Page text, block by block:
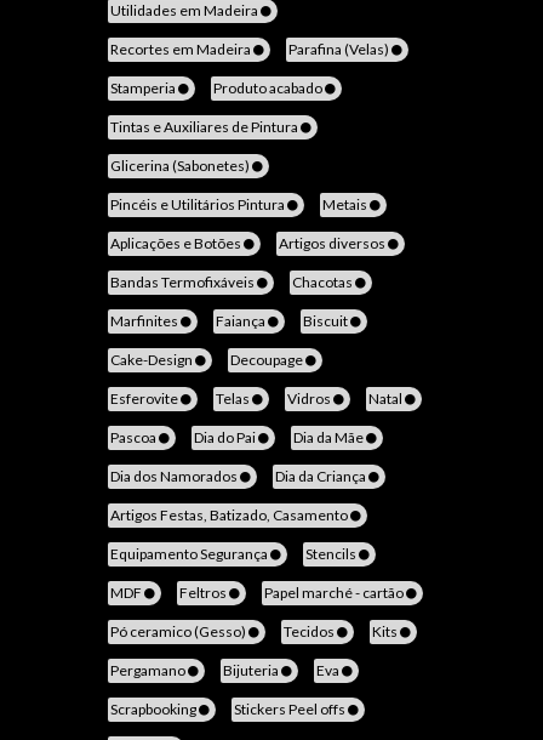
Utilidades em Madeira
Recortes em Madeira Parafina (Velas)
Stamperia Produto acabado
Tintas e Auxiliares de Pintura
Glicerina (Sabonetes)
Pincéis e Utilitários Pintura Metais
Aplicações e Botões Artigos diversos
Bandas Termofixáveis Chacotas
Marfinites Faiança Biscuit
Cake-Design Decoupage
Esferovite Telas Vidros Natal
Pascoa Dia do Pai Dia da Mãe
Dia dos Namorados Dia da Criança
Artigos Festas, Batizado, Casamento
Equipamento Segurança Stencils
MDF Feltros Papel marché - cartão
Pó ceramico (Gesso) Tecidos Kits
Pergamano Bijuteria Eva
Scrapbooking Stickers Peel offs